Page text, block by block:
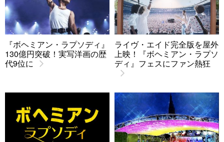
『ボヘミアン・ラプソディ』
130億円突破！実写洋画の歴
代9位に
ライヴ・エイド完全版を屋外
上映！『ボヘミアン・ラプソ
ディ』フェスにファン熱狂